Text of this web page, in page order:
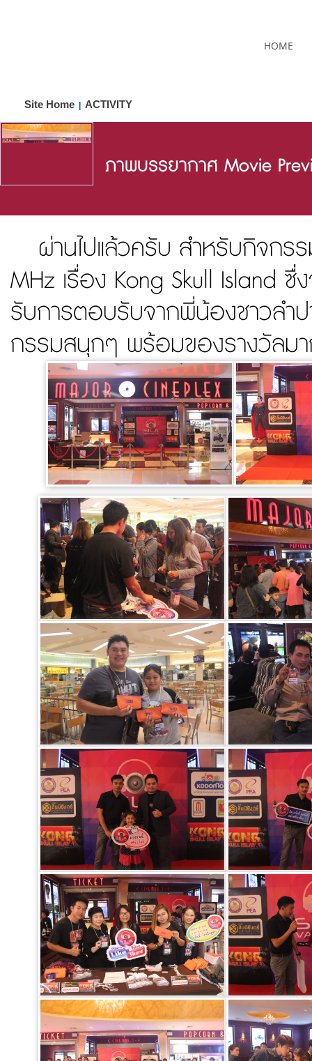
HOME
Site Home ACTIVITY
ภาพบรรยากาศ Movie
ผ่านไปแล้วครับ สำหรับกิจกร
MHz เรื่อง Kong Skull Island
รับการตอบรับจากพี่น้องชาวลำ
กรรมสนุกๆ พร้อมของรางวัลม